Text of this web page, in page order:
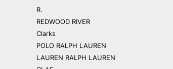
R.
REDWOOD RIVER
Clarks
POLO RALPH LAUREN
LAUREN RALPH LAUREN